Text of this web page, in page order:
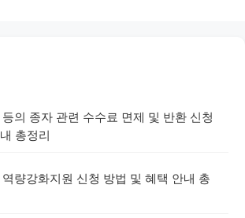
의 종자 관련 수수료 면제 및 반환 신청
총정리
량강화지원 신청 방법 및 혜택 안내 총